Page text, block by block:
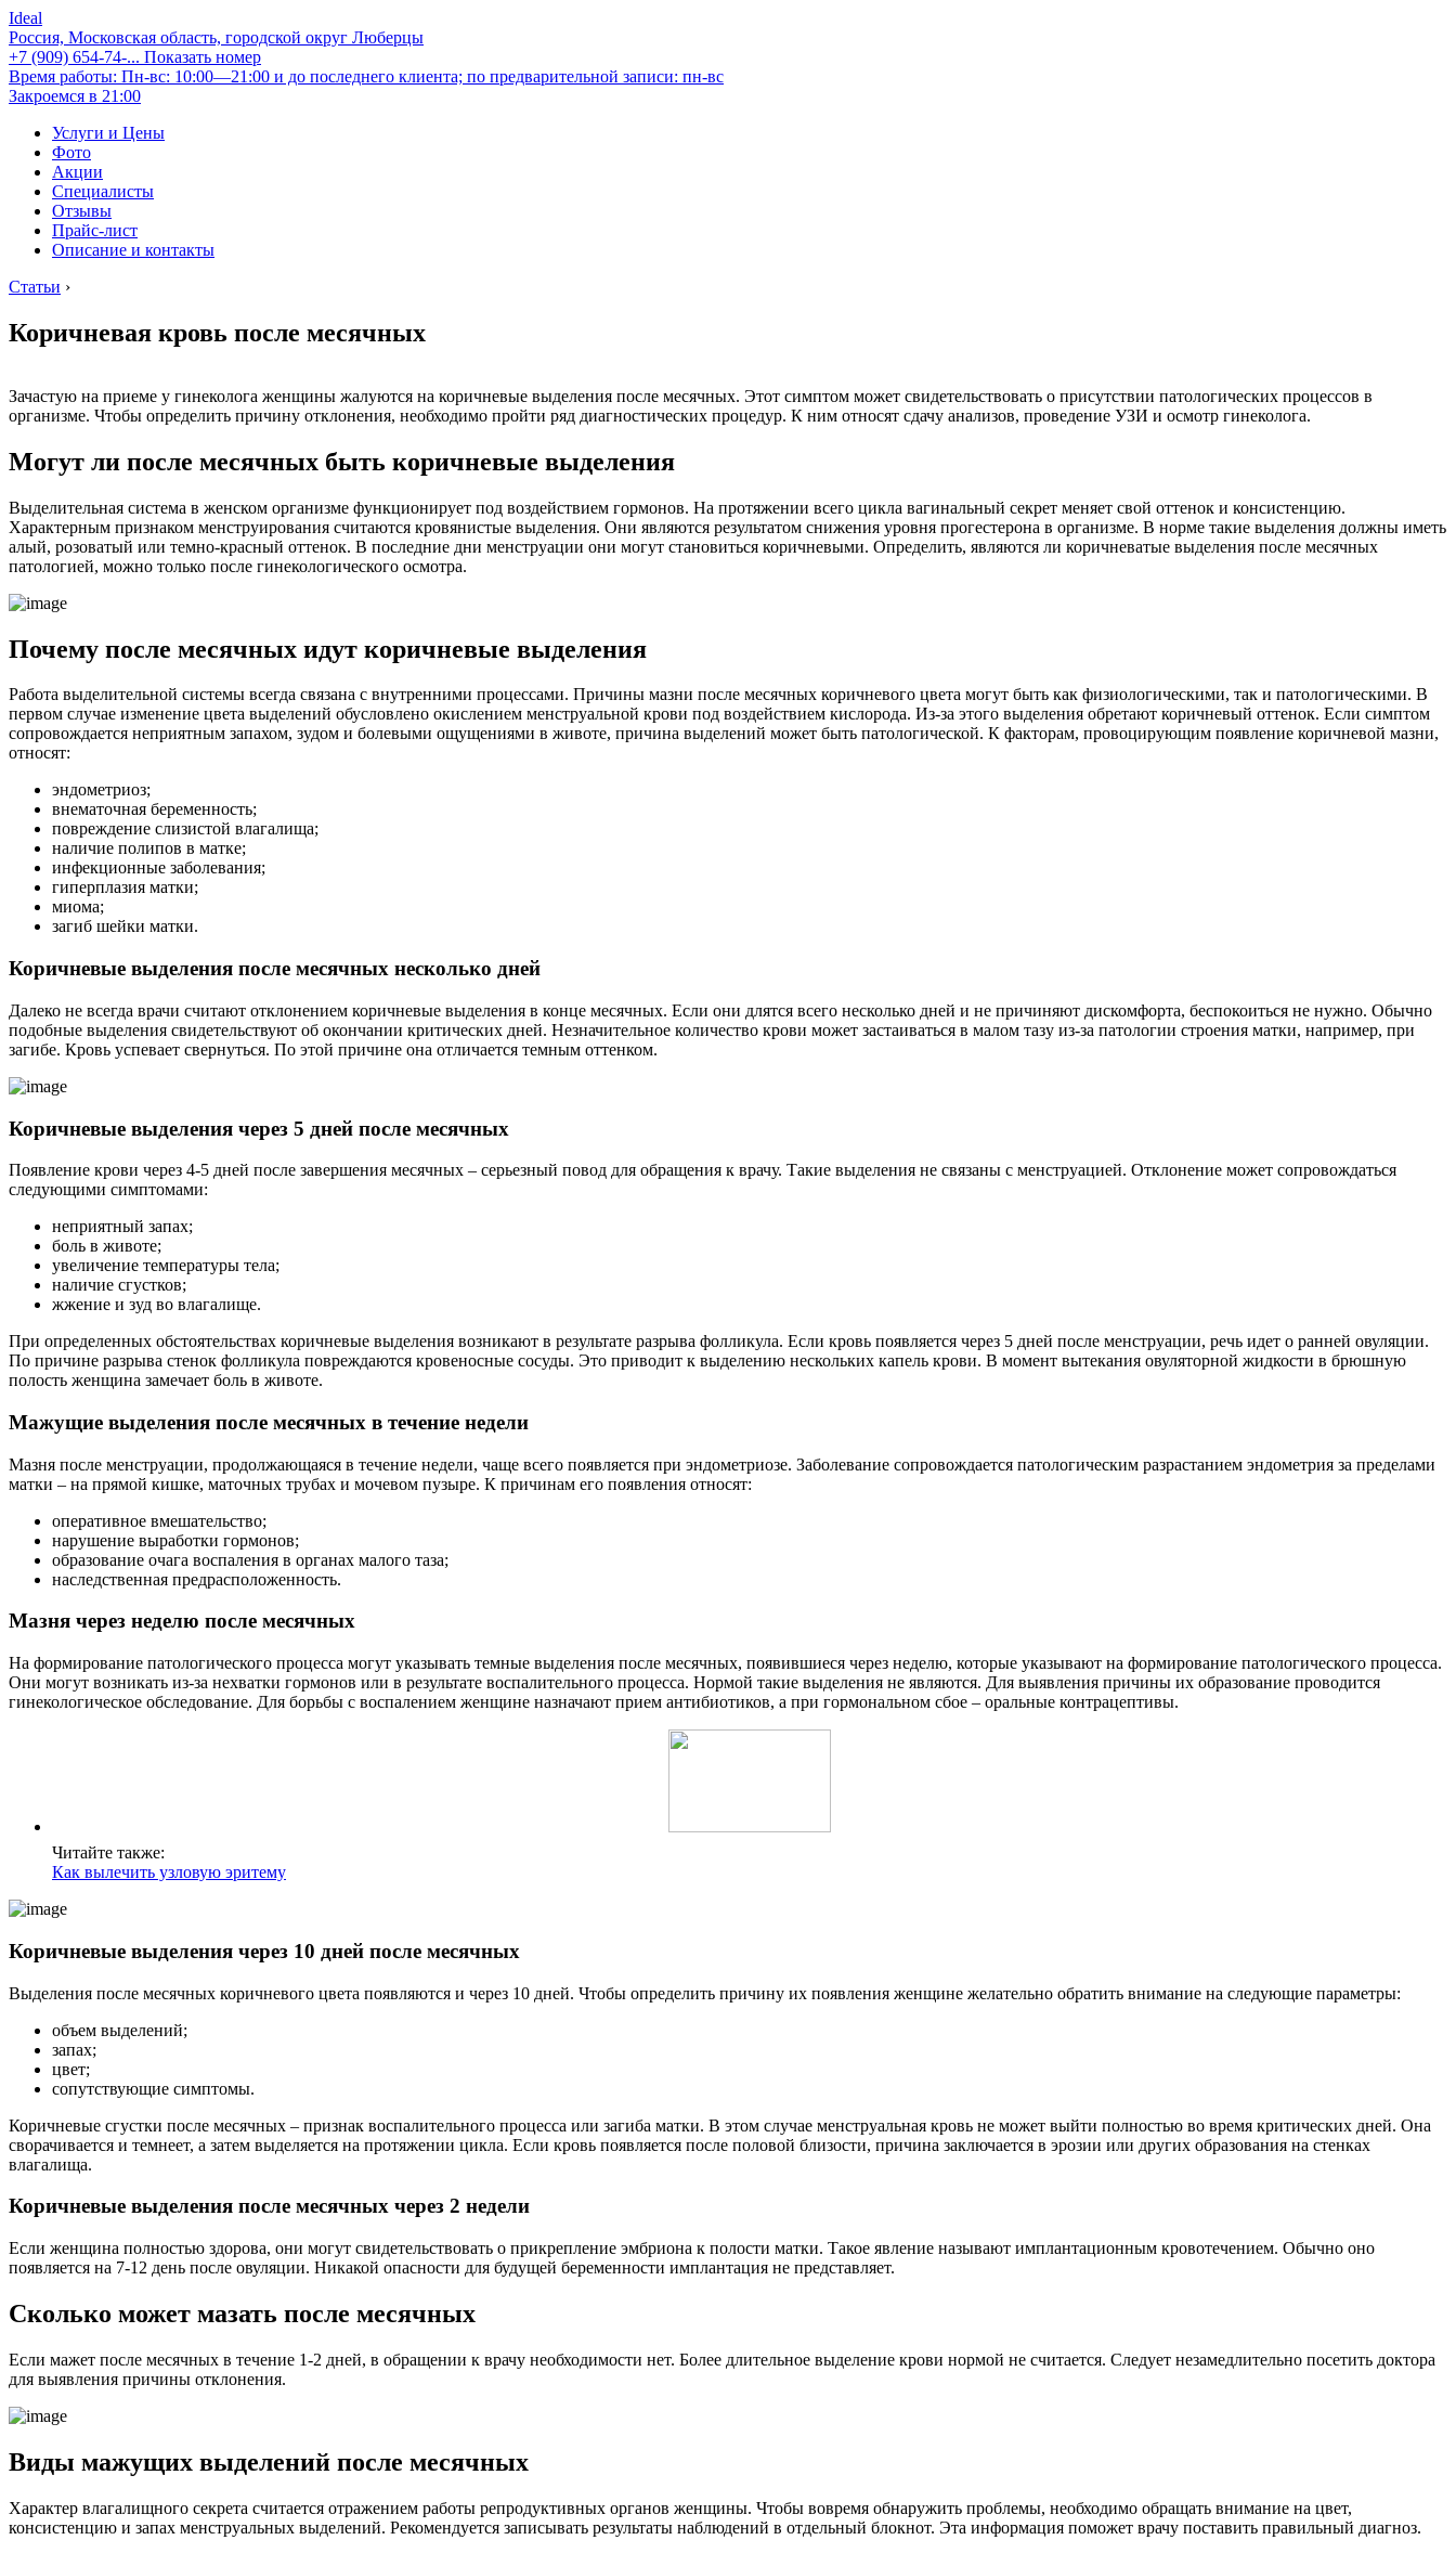
Ideal
Россия, Московская область, городской округ Люберцы
+7 (909) 654-74-... Показать номер
Время работы: Пн-вс: 10:00—21:00 и до последнего клиента; по предварительной записи: пн-вс
Закроемся в 21:00
Услуги и Цены
Фото
Акции
Специалисты
Отзывы
Прайс-лист
Описание и контакты
Статьи ›
Коричневая кровь после месячных
Зачастую на приеме у гинеколога женщины жалуются на коричневые выделения после месячных. Этот симптом может свидетельствовать о присутствии патологических процессов в
организме. Чтобы определить причину отклонения, необходимо пройти ряд диагностических процедур. К ним относят сдачу анализов, проведение УЗИ и осмотр гинеколога.
Могут ли после месячных быть коричневые выделения
Выделительная система в женском организме функционирует под воздействием гормонов. На протяжении всего цикла вагинальный секрет меняет свой оттенок и консистенцию.
Характерным признаком менструирования считаются кровянистые выделения. Они являются результатом снижения уровня прогестерона в организме. В норме такие выделения должны иметь
алый, розоватый или темно-красный оттенок. В последние дни менструации они могут становиться коричневыми. Определить, являются ли коричневатые выделения после месячных
патологией, можно только после гинекологического осмотра.
Почему после месячных идут коричневые выделения
Работа выделительной системы всегда связана с внутренними процессами. Причины мазни после месячных коричневого цвета могут быть как физиологическими, так и патологическими. В
первом случае изменение цвета выделений обусловлено окислением менструальной крови под воздействием кислорода. Из-за этого выделения обретают коричневый оттенок. Если симптом
сопровождается неприятным запахом, зудом и болевыми ощущениями в животе, причина выделений может быть патологической. К факторам, провоцирующим появление коричневой мазни,
относят:
эндометриоз;
внематочная беременность;
повреждение слизистой влагалища;
наличие полипов в матке;
инфекционные заболевания;
гиперплазия матки;
миома;
загиб шейки матки.
Коричневые выделения после месячных несколько дней
Далеко не всегда врачи считают отклонением коричневые выделения в конце месячных. Если они длятся всего несколько дней и не причиняют дискомфорта, беспокоиться не нужно. Обычно
подобные выделения свидетельствуют об окончании критических дней. Незначительное количество крови может застаиваться в малом тазу из-за патологии строения матки, например, при
загибе. Кровь успевает свернуться. По этой причине она отличается темным оттенком.
Коричневые выделения через 5 дней после месячных
Появление крови через 4-5 дней после завершения месячных – серьезный повод для обращения к врачу. Такие выделения не связаны с менструацией. Отклонение может сопровождаться
следующими симптомами:
неприятный запах;
боль в животе;
увеличение температуры тела;
наличие сгустков;
жжение и зуд во влагалище.
При определенных обстоятельствах коричневые выделения возникают в результате разрыва фолликула. Если кровь появляется через 5 дней после менструации, речь идет о ранней овуляции.
По причине разрыва стенок фолликула повреждаются кровеносные сосуды. Это приводит к выделению нескольких капель крови. В момент вытекания овуляторной жидкости в брюшную
полость женщина замечает боль в животе.
Мажущие выделения после месячных в течение недели
Мазня после менструации, продолжающаяся в течение недели, чаще всего появляется при эндометриозе. Заболевание сопровождается патологическим разрастанием эндометрия за пределами
матки – на прямой кишке, маточных трубах и мочевом пузыре. К причинам его появления относят:
оперативное вмешательство;
нарушение выработки гормонов;
образование очага воспаления в органах малого таза;
наследственная предрасположенность.
Мазня через неделю после месячных
На формирование патологического процесса могут указывать темные выделения после месячных, появившиеся через неделю, которые указывают на формирование патологического процесса.
Они могут возникать из-за нехватки гормонов или в результате воспалительного процесса. Нормой такие выделения не являются. Для выявления причины их образование проводится
гинекологическое обследование. Для борьбы с воспалением женщине назначают прием антибиотиков, а при гормональном сбое – оральные контрацептивы.
Читайте также:
Как вылечить узловую эритему
Коричневые выделения через 10 дней после месячных
Выделения после месячных коричневого цвета появляются и через 10 дней. Чтобы определить причину их появления женщине желательно обратить внимание на следующие параметры:
объем выделений;
запах;
цвет;
сопутствующие симптомы.
Коричневые сгустки после месячных – признак воспалительного процесса или загиба матки. В этом случае менструальная кровь не может выйти полностью во время критических дней. Она
сворачивается и темнеет, а затем выделяется на протяжении цикла. Если кровь появляется после половой близости, причина заключается в эрозии или других образования на стенках
влагалища.
Коричневые выделения после месячных через 2 недели
Если женщина полностью здорова, они могут свидетельствовать о прикрепление эмбриона к полости матки. Такое явление называют имплантационным кровотечением. Обычно оно
появляется на 7-12 день после овуляции. Никакой опасности для будущей беременности имплантация не представляет.
Сколько может мазать после месячных
Если мажет после месячных в течение 1-2 дней, в обращении к врачу необходимости нет. Более длительное выделение крови нормой не считается. Следует незамедлительно посетить доктора
для выявления причины отклонения.
Виды мажущих выделений после месячных
Характер влагалищного секрета считается отражением работы репродуктивных органов женщины. Чтобы вовремя обнаружить проблемы, необходимо обращать внимание на цвет,
консистенцию и запах менструальных выделений. Рекомендуется записывать результаты наблюдений в отдельный блокнот. Эта информация поможет врачу поставить правильный диагноз.